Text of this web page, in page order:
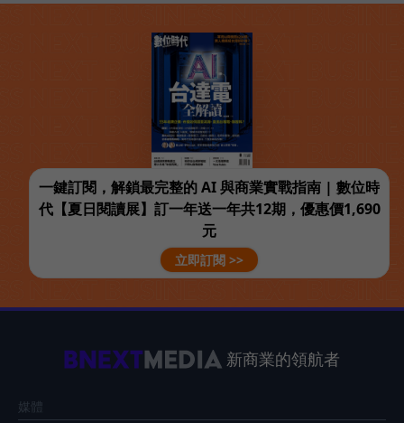
一鍵訂閱，解鎖最完整的 AI 與商業實戰指南 | 數位時
代【夏日閱讀展】訂一年送一年共12期，優惠價1,690
元
立即訂閱 >>
新商業的領航者
媒體